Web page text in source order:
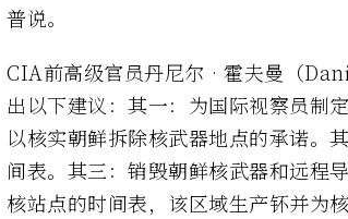
普说。
CIA前高级官员丹尼尔‧霍夫曼（
出以下建议：其一：为国际视察员制
以核实朝鲜拆除核武器地点的承诺。
间表。其三：销毁朝鲜核武器和远程
核站点的时间表，该区域生产钚并为